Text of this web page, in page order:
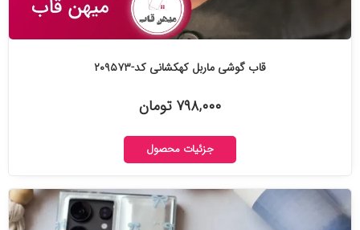
قاب گوشی ماربل کهکشانی کد-۲۰۹۵۷۳
۷۹۸,۰۰۰ تومان
جزئیات محصول